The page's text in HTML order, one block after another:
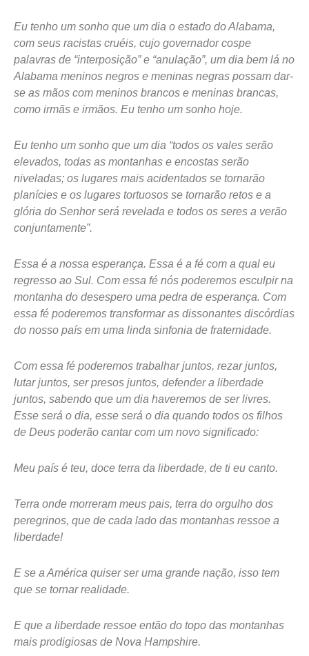
Eu tenho um sonho que um dia o estado do Alabama,
com seus racistas cruéis, cujo governador cospe
palavras de “interposição” e “anulação”, um dia bem lá no
Alabama meninos negros e meninas negras possam dar-
se as mãos com meninos brancos e meninas brancas,
como irmãs e irmãos. Eu tenho um sonho hoje.
Eu tenho um sonho que um dia “todos os vales serão
elevados, todas as montanhas e encostas serão
niveladas; os lugares mais acidentados se tornarão
planícies e os lugares tortuosos se tornarão retos e a
glória do Senhor será revelada e todos os seres a verão
conjuntamente”.
Essa é a nossa esperança. Essa é a fé com a qual eu
regresso ao Sul. Com essa fé nós poderemos esculpir na
montanha do desespero uma pedra de esperança. Com
essa fé poderemos transformar as dissonantes discórdias
do nosso país em uma linda sinfonia de fraternidade.
Com essa fé poderemos trabalhar juntos, rezar juntos,
lutar juntos, ser presos juntos, defender a liberdade
juntos, sabendo que um dia haveremos de ser livres.
Esse será o dia, esse será o dia quando todos os filhos
de Deus poderão cantar com um novo significado:
Meu país é teu, doce terra da liberdade, de ti eu canto.
Terra onde morreram meus pais, terra do orgulho dos
peregrinos, que de cada lado das montanhas ressoe a
liberdade!
E se a América quiser ser uma grande nação, isso tem
que se tornar realidade.
E que a liberdade ressoe então do topo das montanhas
mais prodigiosas de Nova Hampshire.